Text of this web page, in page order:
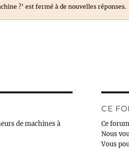
?’ est fermé à de nouvelles réponses.
de machines à
CE
Ce
Nous
Vous